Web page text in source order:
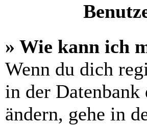
» Wie kann ich
Wenn du dich
in der Datenbank
ändern, gehe in